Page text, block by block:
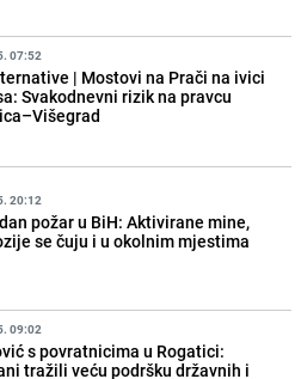
07:52
| Mostovi na Prači na ivici
Svakodnevni rizik na pravcu
20:12
požar u BiH: Aktivirane mine,
se čuju i u okolnim mjestima
09:02
s povratnicima u Rogatici:
tražili veću podršku državnih i